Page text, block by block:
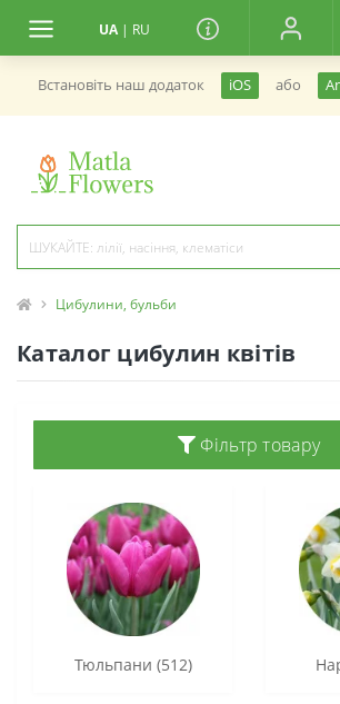
UA | RU
Встановiть наш додаток iOS або
Цибулини, бульби
Каталог цибулин квітів
Фільтр товару
Тюльпани (512)